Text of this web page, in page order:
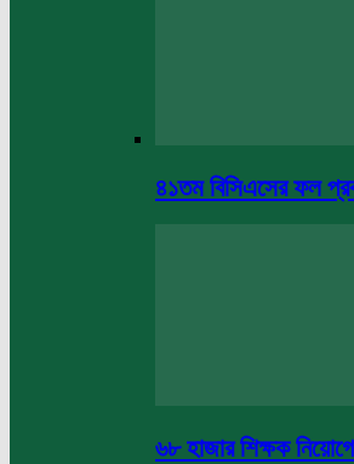
৪১তম বিসিএসের ফল
৬৮ হাজার শিক্ষক